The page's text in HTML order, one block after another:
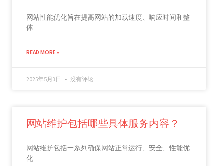
网站性能优化旨在提高网站的加载速度、响应时间和整
体
READ MORE »
2025年5月3日 没有评论
网站维护包括哪些具体服务内容？
网站维护包括一系列确保网站正常运行、安全、性能优
化